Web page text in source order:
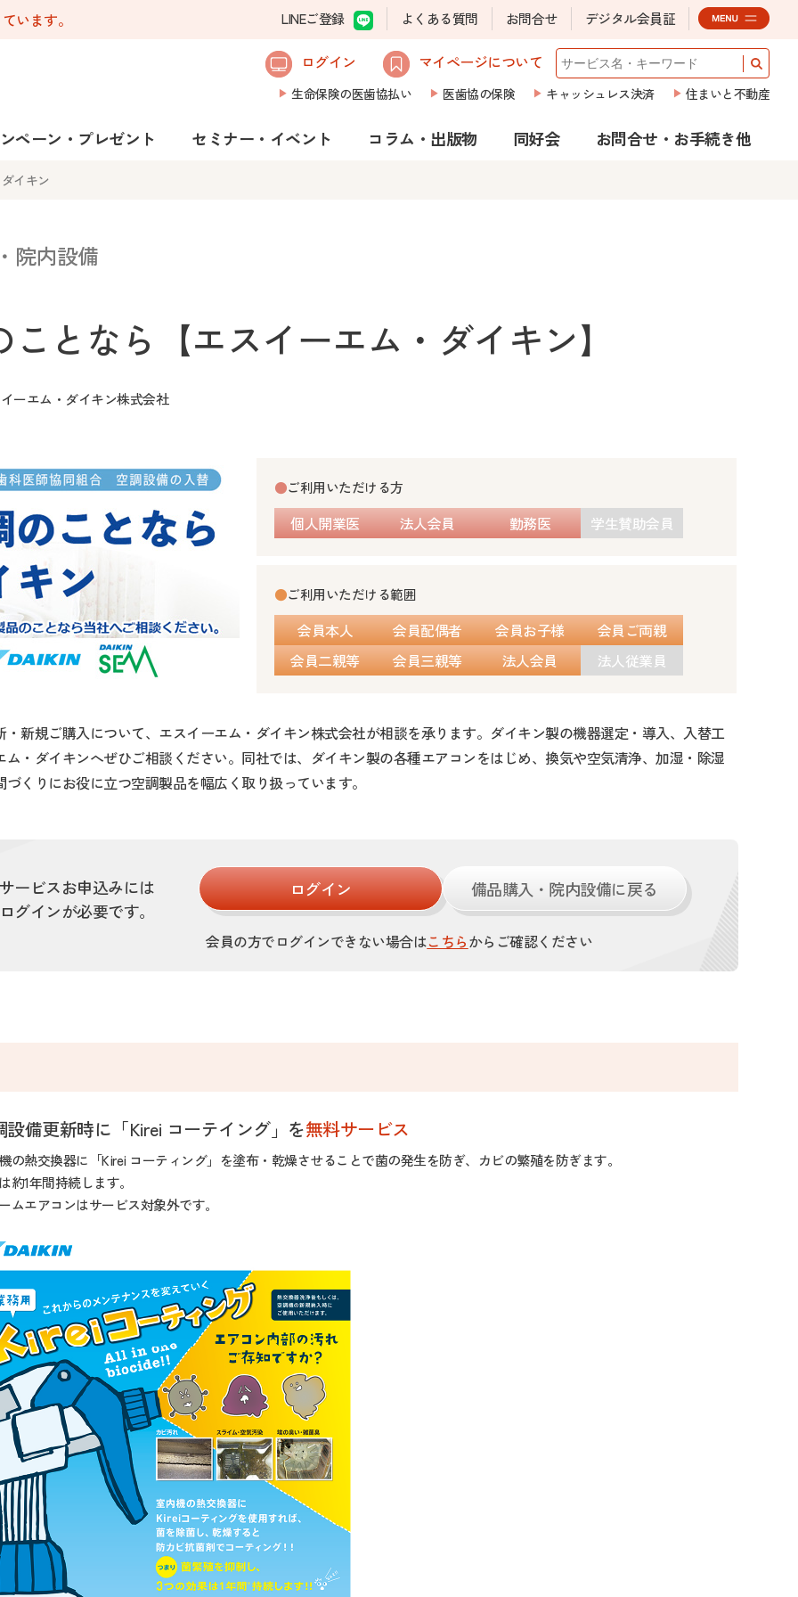
います。 LINEご登録 よくある質問 お問合せ デジタル会員証
ログイン マイページについて
生命保険の医歯協払い 医歯協の保険 キャッシュレス決済 住まいと不動産
ペーン・プレゼント セミナー・イベント コラム・出版物 同好会 お問合せ・お手続き他
イキン
院内設備
ことなら【エスイーエム・ダイキン】
ーエム・ダイキン株式会社
●ご利用いただける方
個人開業医 法人会員 勤務医 学生賛助会員
●ご利用いただける範囲
会員本人 会員配偶者 会員お子様
会員ご両親
会員二親等
会員三親等 法人会員 法人従業員
・新規ご購入について、エスイーエム・ダイキン株式会社が相談を承ります。ダイキン製の機器選定・導入、入替工
ム・ダイキンへぜひご相談ください。同社では、ダイキン製の各種エアコンをはじめ、換気や空気清浄、加湿・除湿
くりにお役に立つ空調製品を幅広く取り扱っています。
ービスお申込みには
グインが必要です。
ログイン 備品購入・院内設備に戻る
会員の方でログインできない場合はこちらからご確認ください
設備更新時に「Kirei コーテイング」を無料サービス
の熱交換器に「Kirei コーティング」を塗布・乾燥させることで菌の発生を防ぎ、カビの繁殖を防ぎます。
約1年間持続します。
ムエアコンはサービス対象外です。